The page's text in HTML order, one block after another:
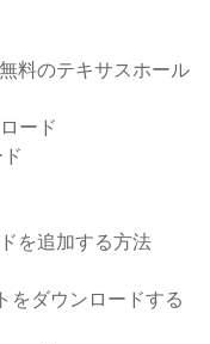
料のテキサスホール
ード
を追加する方法
をダウンロードする